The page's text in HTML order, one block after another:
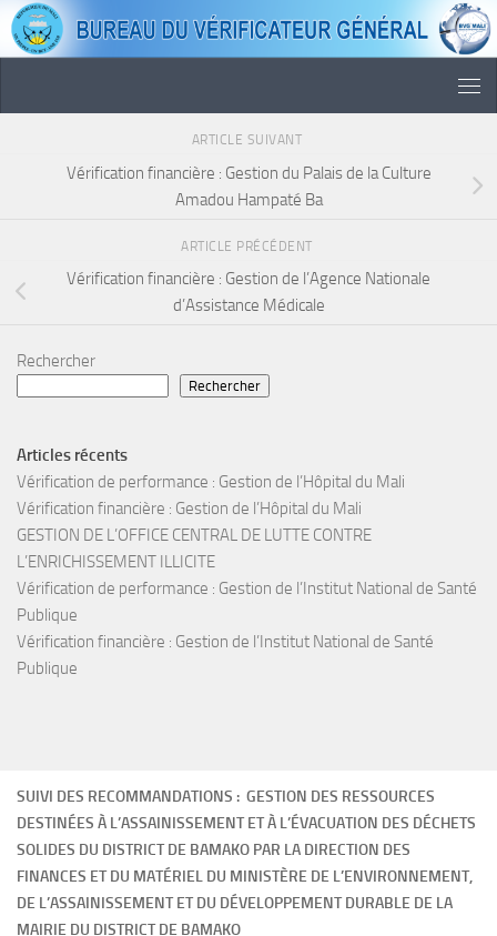
Skip to content
SUIVI DES RECOMMANDATIONS : GESTION DES RESSOURCES
DESTINÉES À L’ASSAINISSEMENT ET À L’ÉVACUATION DES DÉCHETS
SOLIDES DU DISTRICT DE BAMAKO PAR LA DIRECTION DES
FINANCES ET DU MATÉRIEL DU MINISTÈRE DE L’ENVIRONNEMENT,
DE L’ASSAINISSEMENT ET DU DÉVELOPPEMENT DURABLE DE LA
MAIRIE DU DISTRICT DE BAMAKO
ARTICLE SUIVANT
Vérification financière : Gestion du Palais de la Culture
Amadou Hampaté Ba
ARTICLE PRÉCÉDENT
Vérification financière : Gestion de l’Agence Nationale
d’Assistance Médicale
Rechercher
Rechercher
Articles récents
Vérification de performance : Gestion de l’Hôpital du Mali
Vérification financière : Gestion de l’Hôpital du Mali
GESTION DE L’OFFICE CENTRAL DE LUTTE CONTRE
L’ENRICHISSEMENT ILLICITE
Vérification de performance : Gestion de l’Institut National de Santé
Publique
Vérification financière : Gestion de l’Institut National de Santé
Publique